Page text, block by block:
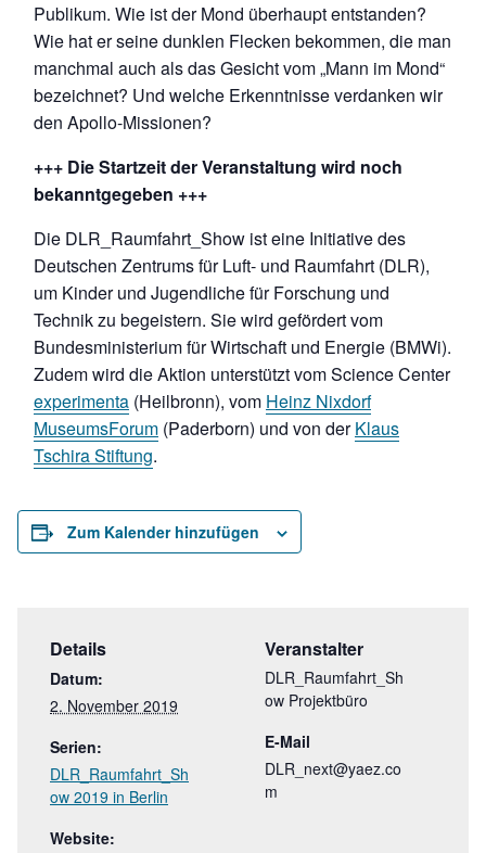
Publikum. Wie ist der Mond überhaupt entstanden?
Wie hat er seine dunklen Flecken bekommen, die man
manchmal auch als das Gesicht vom „Mann im Mond“
bezeichnet? Und welche Erkenntnisse verdanken wir
den Apollo-Missionen?
+++ Die Startzeit der Veranstaltung wird noch
bekanntgegeben +++
Die DLR_Raumfahrt_Show ist eine Initiative des
Deutschen Zentrums für Luft- und Raumfahrt (DLR),
um Kinder und Jugendliche für Forschung und
Technik zu begeistern. Sie wird gefördert vom
Bundesministerium für Wirtschaft und Energie (BMWi).
Zudem wird die Aktion unterstützt vom Science Center
experimenta (Heilbronn), vom Heinz Nixdorf
MuseumsForum (Paderborn) und von derKlaus
Tschira Stiftung.
Zum Kalender hinzufügen
Details
Datum:
2. November 2019
Serien:
DLR_Raumfahrt_Sh
ow 2019 in Berlin
Website:
Veranstalter
DLR_Raumfahrt_Sh
ow Projektbüro
E-Mail
DLR_next@yaez.co
m